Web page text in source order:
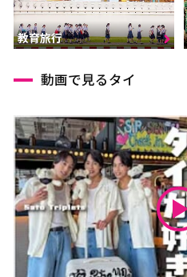
教育旅行
動画で見るタイ